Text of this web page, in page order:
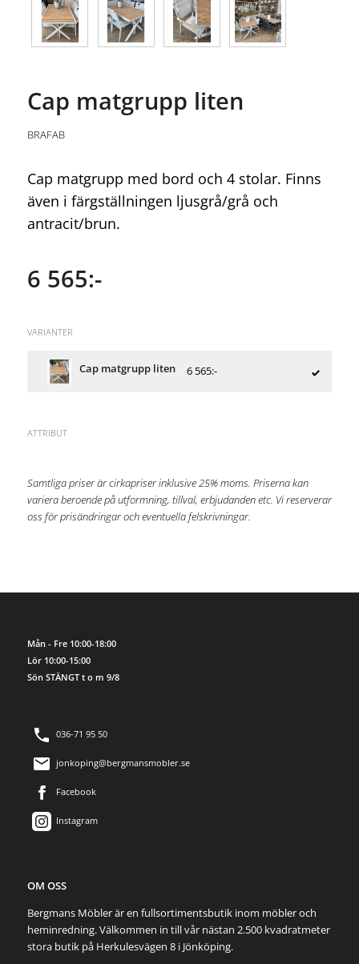
Cap matgrupp liten
BRAFAB
Cap matgrupp med bord och 4 stolar. Finns
även i färgställningen ljusgrå/grå och
antracit/brun.
6 565:-
VARIANTER
Cap matgrupp liten 6 565:-
ATTRIBUT
Samtliga priser är cirkapriser inklusive 25% moms. Priserna kan
variera beroende på utformning, tillval, erbjudanden etc. Vi reserverar
oss för prisändringar och eventuella felskrivningar.
Mån - Fre 10:00-18:00
Lör 10:00-15:00
Sön STÄNGT t o m 9/8
036-71 95 50
jonkoping@bergmansmobler.se
Facebook
Instagram
OM OSS
Bergmans Möbler är en fullsortimentsbutik inom möbler och
heminredning. Välkommen in till vår nästan 2.500 kvadratmeter
stora butik på Herkulesvägen 8 i Jönköping.